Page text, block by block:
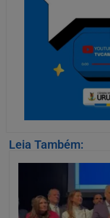
Leia Também: